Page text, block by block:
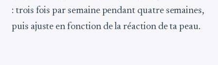
: trois fois par semaine pendant quatre semaines,
puis ajuste en fonction de la réaction de ta peau.